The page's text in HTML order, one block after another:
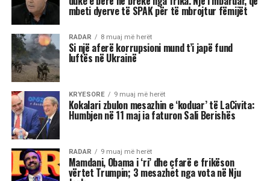
rigjejmë veten dhe të marrim vendime që do të
na ndikojnë për muaj me radhë.
“Është ekuinoksi i vjeshtës, dita barazohet me
natën dhe na fton në reflektim”, tha Shehu, duke
nënvizuar se kjo javë do të shënohet nga
tensione, lëvizje të papritura, dinamizëm në
marrëdhënie dhe sfida ekonomike. Për disa
shenja, kjo është një javë premtuese që hap dyer
të reja, për të tjera, një moment i ndjeshëm ku
fati kërkon maturi dhe vetëpërmbajtje